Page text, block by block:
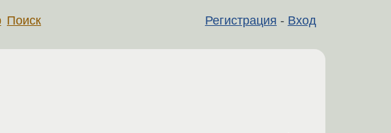
Регистрация - Вход
Поиск